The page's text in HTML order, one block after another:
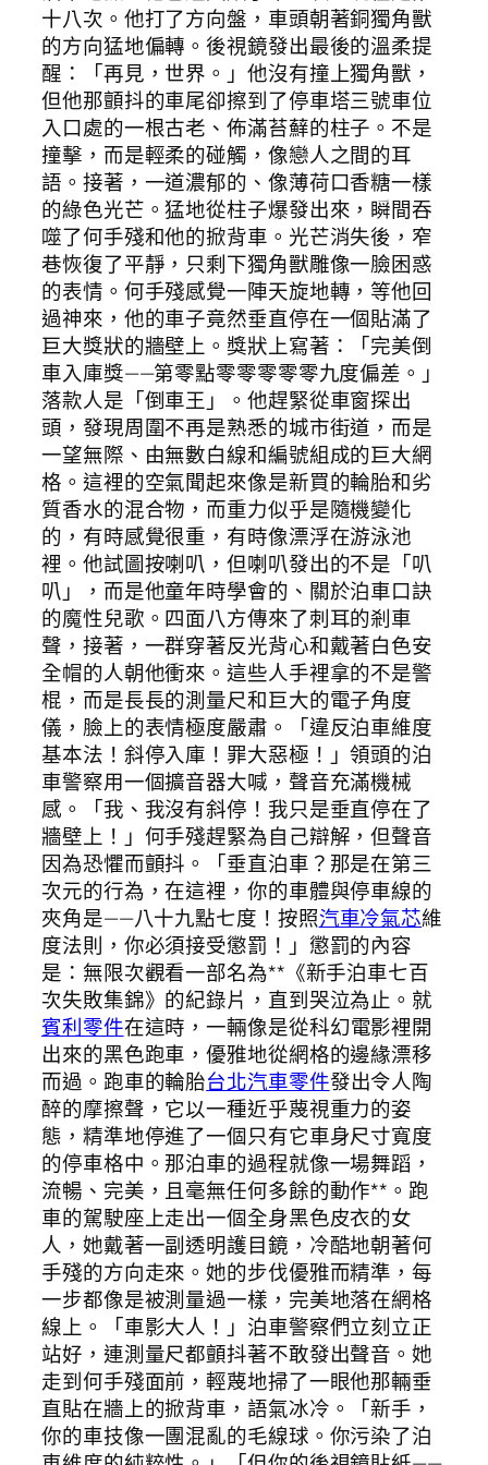
十八次。他打了方向盤，車頭朝著銅獨角獸
的方向猛地偏轉。後視鏡發出最後的溫柔提
醒：「再見，世界。」他沒有撞上獨角獸，
但他那顫抖的車尾卻擦到了停車塔三號車位
入口處的一根古老、佈滿苔蘚的柱子。不是
撞擊，而是輕柔的碰觸，像戀人之間的耳
語。接著，一道濃郁的、像薄荷口香糖一樣
的綠色光芒。猛地從柱子爆發出來，瞬間吞
噬了何手殘和他的掀背車。光芒消失後，窄
巷恢復了平靜，只剩下獨角獸雕像一臉困惑
的表情。何手殘感覺一陣天旋地轉，等他回
過神來，他的車子竟然垂直停在一個貼滿了
巨大獎狀的牆壁上。獎狀上寫著：「完美倒
車入庫獎——第零點零零零零零九度偏差。」
落款人是「倒車王」。他趕緊從車窗探出
頭，發現周圍不再是熟悉的城市街道，而是
一望無際、由無數白線和編號組成的巨大網
格。這裡的空氣聞起來像是新買的輪胎和劣
質香水的混合物，而重力似乎是隨機變化
的，有時感覺很重，有時像漂浮在游泳池
裡。他試圖按喇叭，但喇叭發出的不是「叭
叭」，而是他童年時學會的、關於泊車口訣
的魔性兒歌。四面八方傳來了刺耳的剎車
聲，接著，一群穿著反光背心和戴著白色安
全帽的人朝他衝來。這些人手裡拿的不是警
棍，而是長長的測量尺和巨大的電子角度
儀，臉上的表情極度嚴肅。「違反泊車維度
基本法！斜停入庫！罪大惡極！」領頭的泊
車警察用一個擴音器大喊，聲音充滿機械
感。「我、我沒有斜停！我只是垂直停在了
牆壁上！」何手殘趕緊為自己辯解，但聲音
因為恐懼而顫抖。「垂直泊車？那是在第三
次元的行為，在這裡，你的車體與停車線的
夾角是——八十九點七度！按照汽車冷氣芯維
度法則，你必須接受懲罰！」懲罰的內容
是：無限次觀看一部名為**《新手泊車七百
次失敗集錦》的紀錄片，直到哭泣為止。就
賓利零件在這時，一輛像是從科幻電影裡開
出來的黑色跑車，優雅地從網格的邊緣漂移
而過。跑車的輪胎台北汽車零件發出令人陶
醉的摩擦聲，它以一種近乎蔑視重力的姿
態，精準地停進了一個只有它車身尺寸寬度
的停車格中。那泊車的過程就像一場舞蹈，
流暢、完美，且毫無任何多餘的動作**。跑
車的駕駛座上走出一個全身黑色皮衣的女
人，她戴著一副透明護目鏡，冷酷地朝著何
手殘的方向走來。她的步伐優雅而精準，每
一步都像是被測量過一樣，完美地落在網格
線上。「車影大人！」泊車警察們立刻立正
站好，連測量尺都顫抖著不敢發出聲音。她
走到何手殘面前，輕蔑地掃了一眼他那輛垂
直貼在牆上的掀背車，語氣冰冷。「新手，
你的車技像一團混亂的毛線球。你污染了泊